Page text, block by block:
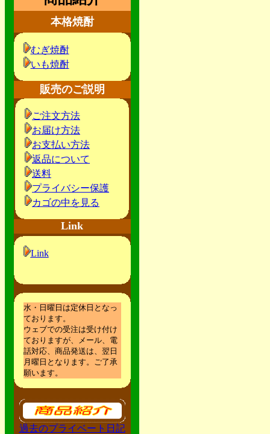
本格焼酎
むぎ焼酎
いも焼酎
販売のご説明
ご注文方法
お届け方法
お支払い方法
返品について
送料
プライバシー保護
カゴの中を見る
Link
Link
水・日曜日は定休日となっ
ております。
ウェブでの受注は受け付け
ておりますが、メール、電
話対応、商品発送は、翌日
月曜日となります。ご了承
願います。
過去のプライベート日記